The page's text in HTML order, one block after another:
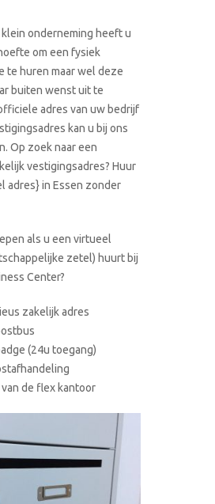
onderneming heeft u
om een fysiek
te huren maar wel deze
buiten wenst uit te
adres van uw bedrijf
kan u bij ons
Op zoek naar een
vestigingsadres? Huur
adres} in Essen zonder
als u een virtueel
zetel) huurt bij
Center?
zakelijk adres
(24u toegang)
de flex kantoor